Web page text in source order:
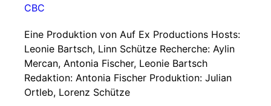
CBC
Eine Produktion von Auf Ex Productions Hosts:
Leonie Bartsch, Linn Schütze Recherche: Aylin
Mercan, Antonia Fischer, Leonie Bartsch
Redaktion: Antonia Fischer Produktion: Julian
Ortleb, Lorenz Schütze